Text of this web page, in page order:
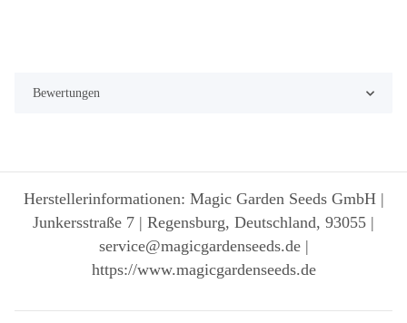
Bewertungen
Herstellerinformationen: Magic Garden Seeds GmbH |
Junkersstraße 7 | Regensburg, Deutschland, 93055 |
service@magicgardenseeds.de |
https://www.magicgardenseeds.de